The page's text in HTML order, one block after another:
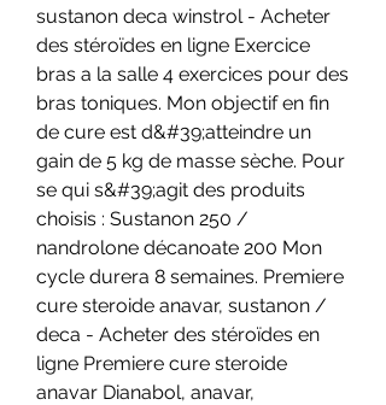
sustanon deca winstrol - Acheter
des stéroïdes en ligne Exercice
bras a la salle 4 exercices pour des
bras toniques. Mon objectif en fin
de cure est d&#39;atteindre un
gain de 5 kg de masse sèche. Pour
se qui s&#39;agit des produits
choisis : Sustanon 250 /
nandrolone décanoate 200 Mon
cycle durera 8 semaines. Premiere
cure steroide anavar, sustanon /
deca - Acheter des stéroïdes en
ligne Premiere cure steroide
anavar Dianabol, anavar,